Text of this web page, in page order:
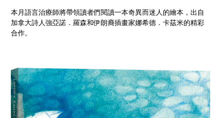
本月語言治療師將帶領讀者們閱讀一本奇異而迷人的繪本，出自
加拿大詩人強亞諾．羅森和伊朗裔插畫家娜希德．卡茲米的精彩
合作。